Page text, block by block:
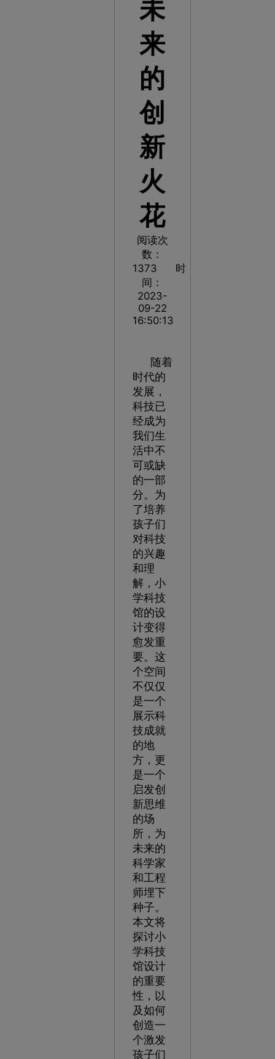
未
来
的
创
新
火
花
阅读次
数：
1373
时
间：
2023-
09-22
16:50:13
随着
时代的
发展，
科技已
经成为
我们生
活中不
可或缺
的一部
分。为
了培养
孩子们
对科技
的兴趣
和理
解，小
学科技
馆的设
计变得
愈发重
要。这
个空间
不仅仅
是一个
展示科
技成就
的地
方，更
是一个
启发创
新思维
的场
所，为
未来的
科学家
和工程
师埋下
种子。
本文将
探讨小
学科技
馆设计
的重要
性，以
及如何
创造一
个激发
孩子们